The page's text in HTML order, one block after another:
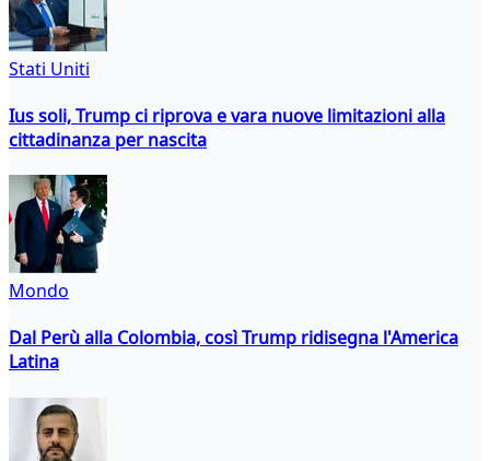
Stati Uniti
Ius soli, Trump ci riprova e vara nuove limitazioni alla
cittadinanza per nascita
Mondo
Dal Perù alla Colombia, così Trump ridisegna l'America
Latina